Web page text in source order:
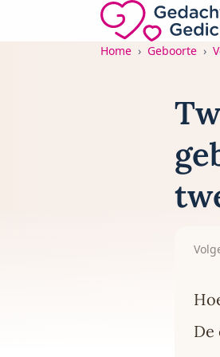
Direct naar de inhoud
Gedachten-
Home Geboorte
De